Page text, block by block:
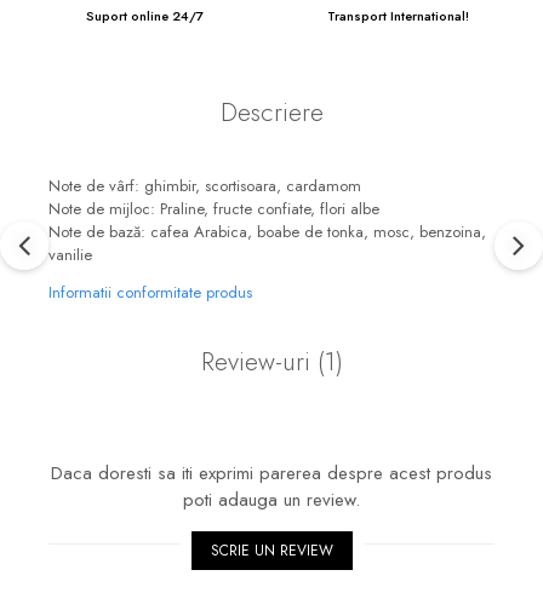
Suport online 24/7 Transport International!
Descriere
Note de vârf: ghimbir, scortisoara, cardamom
Note de mijloc: Praline, fructe confiate, flori albe
Note de bază: cafea Arabica, boabe de tonka, mosc, benzoina,
vanilie
Informatii conformitate produs
Review-uri (1)
Daca doresti sa iti exprimi parerea despre acest produs
poti adauga un review.
SCRIE UN REVIEW